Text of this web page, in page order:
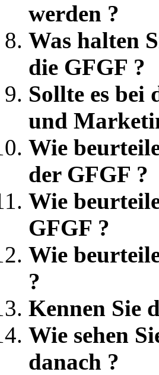
werden ?
Was halten
die GFGF ?
Sollte es bei
und
Wie
der GFGF ?
Wie
GFGF ?
Wie
?
Kennen Sie
Wie sehen
danach ?